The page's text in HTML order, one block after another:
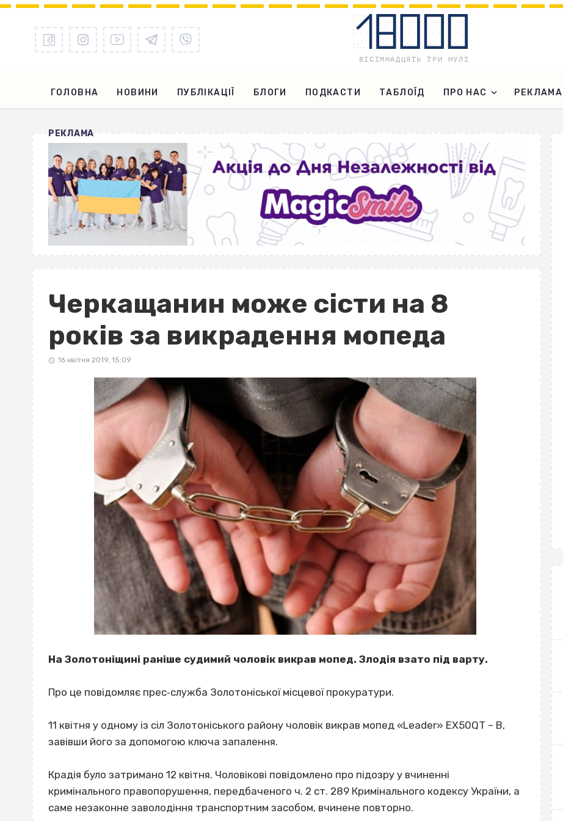
ГОЛОВНА НОВИНИ ПУБЛІКАЦІЇ БЛОГИ ПОДКАСТИ ТАБЛОЇД ПРО НАС РЕКЛАМА
РЕКЛАМА
Черкащанин може сісти на 8
років за викрадення мопеда
16 квітня 2019, 15:09
На Золотоніщині раніше судимий чоловік викрав мопед. Злодія взато під варту.
Про це повідомляє прес‐служба Золотоніської місцевої прокуратури.
11 квітня у одному із сіл Золотоніського району чоловік викрав мопед «Leader» EX50QT – B,
завівши його за допомогою ключа запалення.
Крадія було затримано 12 квітня. Чоловікові повідомлено про підозру у вчиненні
кримінального правопорушення, передбаченого ч. 2 ст. 289 Кримінального кодексу України, а
саме незаконне заволодіння транспортним засобом, вчинене повторно.